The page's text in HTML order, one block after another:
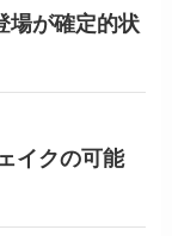
場が確定的状
イクの可能